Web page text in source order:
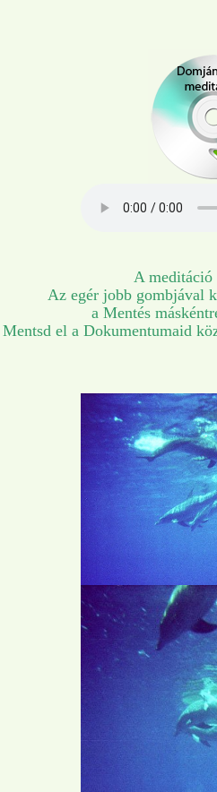
A meditáció
Az egér jobb gombjával
a Mentés
Mentsd el a Dokumentumaid